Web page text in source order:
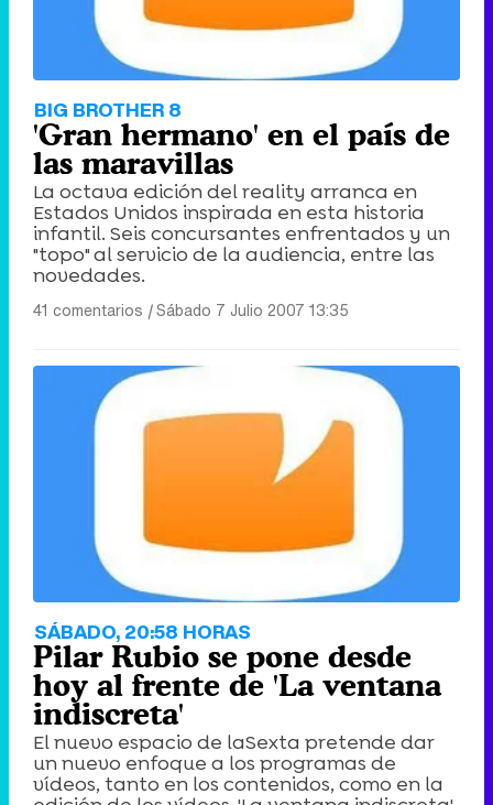
BIG BROTHER 8
'Gran hermano' en el país de
las maravillas
La octava edición del reality arranca en
Estados Unidos inspirada en esta historia
infantil. Seis concursantes enfrentados y un
"topo" al servicio de la audiencia, entre las
novedades.
41 comentarios |Sábado 7 Julio 2007 13:35
SÁBADO, 20:58 HORAS
Pilar Rubio se pone desde
hoy al frente de 'La ventana
indiscreta'
El nuevo espacio de laSexta pretende dar
un nuevo enfoque a los programas de
vídeos, tanto en los contenidos, como en la